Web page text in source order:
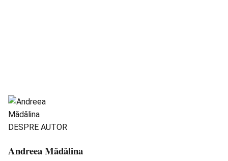
DESPRE AUTOR
Andreea Mădălina